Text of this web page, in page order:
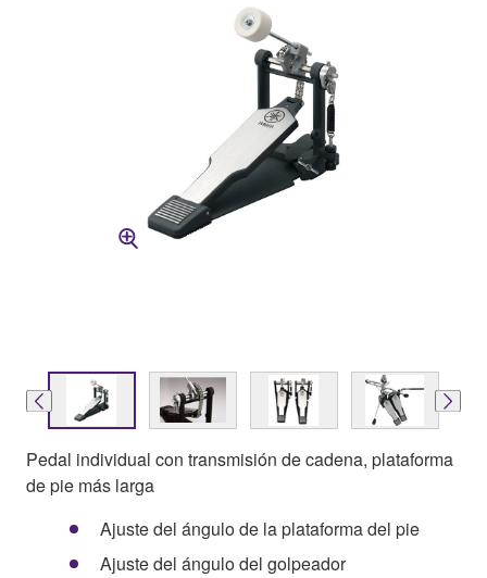
Pedal individual con transmisión de cadena, plataforma
de pie más larga
Ajuste del ángulo de la plataforma del pie
Ajuste del ángulo del golpeador